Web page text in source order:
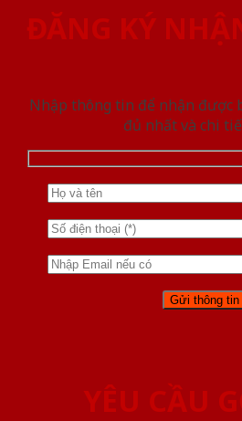
ĐĂNG KÝ
Nhập thông tin để nhận được
đủ nhất và chi
YÊU CẦU